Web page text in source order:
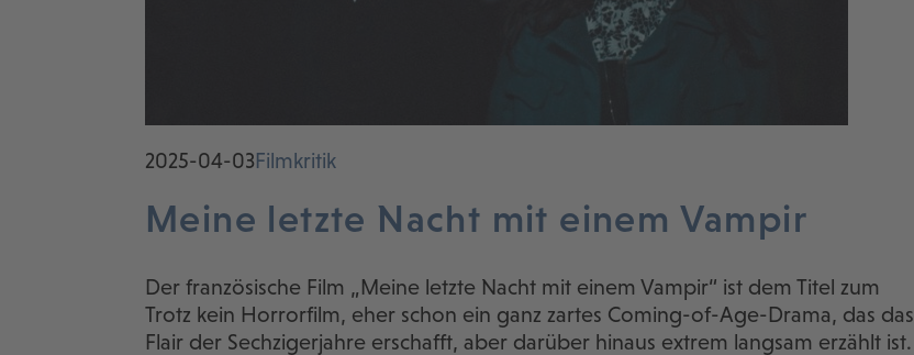
2025-04-03Filmkritik
Meine letzte Nacht mit einem Vampir
Der französische Film „Meine letzte Nacht mit einem Vampir“ ist dem Titel zum
Trotz kein Horrorfilm, eher schon ein ganz zartes Coming-of-Age-Drama, das das
Flair der Sechzigerjahre erschafft, aber darüber hinaus extrem langsam erzählt ist.